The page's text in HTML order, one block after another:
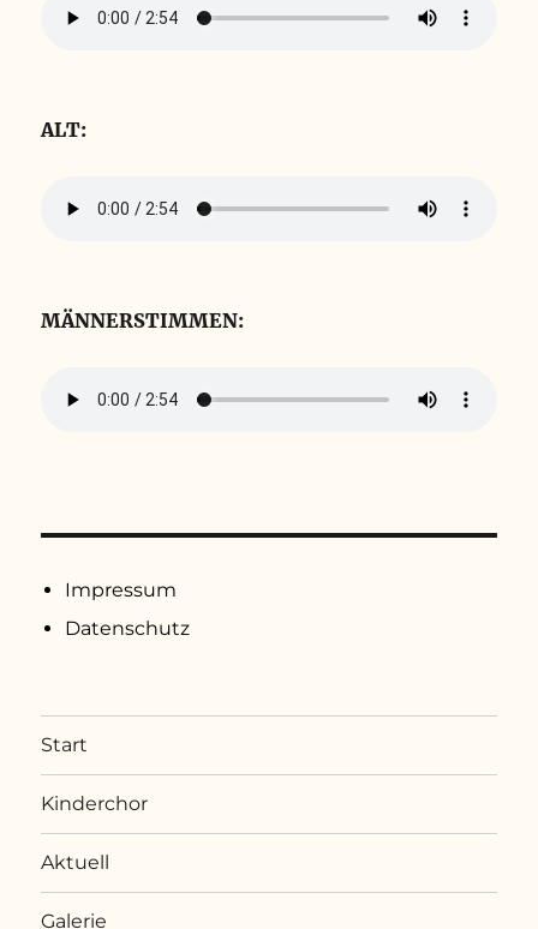
ALT:
MÄNNERSTIMMEN:
Impressum
Datenschutz
Start
Kinderchor
Aktuell
Galerie